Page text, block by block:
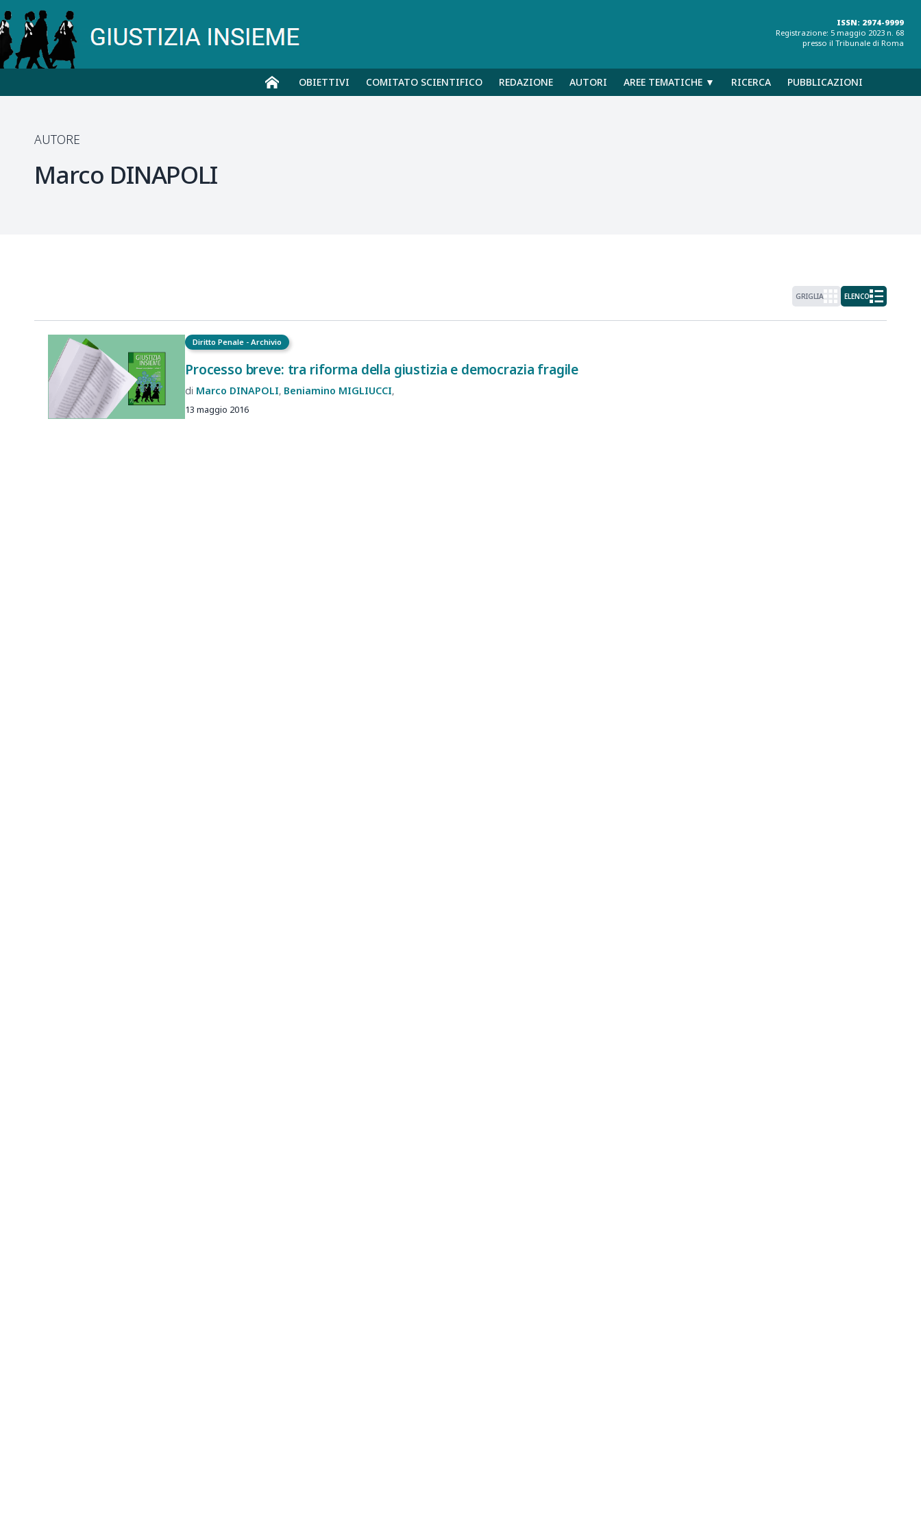
ISSN: 2974-9999
Registrazione: 5 maggio 2023 n. 68
presso il Tribunale di Roma
OBIETTIVI COMITATO SCIENTIFICO REDAZIONE AUTORI AREE TEMATICHE ▼ RICERCA PUBBLICAZIONI
AUTORE
Marco DINAPOLI
GRIGLIA ELENCO
Diritto Penale - Archivio
Processo breve: tra riforma della giustizia e democrazia fragile
Marco DINAPOLI Beniamino MIGLIUCCI
13 maggio 2016